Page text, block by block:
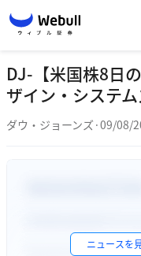
DJ-【米国株8日
ザイン・システ
ダウ・ジョーンズ ·09/08/
ニュースを